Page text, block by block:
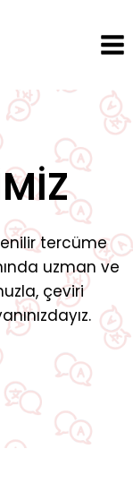
tercüme
uzman ve
çeviri